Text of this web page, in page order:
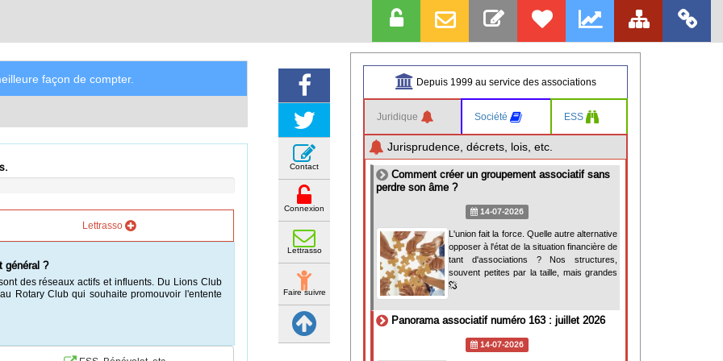
façon de compter.
Lettrasso
général ?
des réseaux actifs et influents. Du Lions Club
Rotary Club qui souhaite promouvoir l'entente
Contact
Connexion
Lettrasso
Faire suivre
Depuis 1999 au service des associations
Juridique Société ESS
Jurisprudence, décrets, lois, etc.
Comment créer un groupement associatif sans
perdre son âme ?
14-07-2026
L'union fait la force. Quelle autre alternative
opposer à l'état de la situation financière de
tant d'associations ? Nos structures,
souvent petites par la taille, mais grandes
Panorama associatif numéro 163 : juillet 2026
14-07-2026